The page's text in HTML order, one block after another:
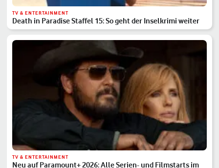
TV & ENTERTAINMENT
Death in Paradise Staffel 15: So geht der Inselkrimi weiter
TV & ENTERTAINMENT
Neu auf Paramount+ 2026: Alle Serien- und Filmstarts im